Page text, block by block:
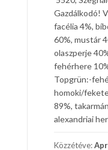
Gazdálkodó!
facélia 4%,
60%, mustár
olaszperje
fehérhere
Topgrün:-
homoki/
89%,
alexandriai
Közzétéve: